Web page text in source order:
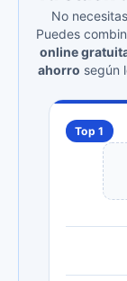
No
Puedes
online
ahorro según
Top 1